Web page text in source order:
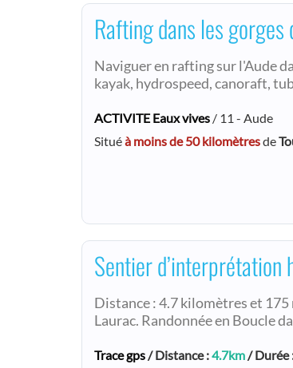
Rafting dans les gorges
Naviguer en rafting sur l'Aude
kayak, hydrospeed, canoraft,
ACTIVITE Eaux vives / 11 - Aude
Situéà moins de 50 kilomètresde
Sentier d’interprétation
Distance : 4.7 kilomètres et
Laurac. Randonnée en Boucle
Trace gps/ Distance :4.7km/ Durée